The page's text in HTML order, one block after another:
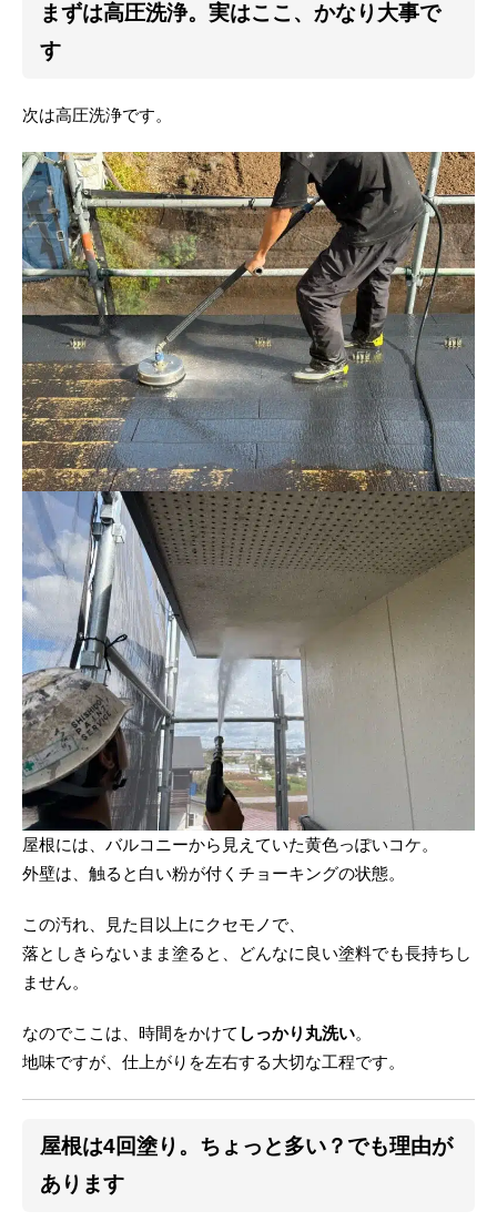
まずは高圧洗浄。実はここ、かなり大事で
す
次は高圧洗浄です。
屋根には、バルコニーから見えていた黄色っぽいコケ。
外壁は、触ると白い粉が付くチョーキングの状態。
この汚れ、見た目以上にクセモノで、
落としきらないまま塗ると、どんなに良い塗料でも長持ちし
ません。
なのでここは、時間をかけて しっかり丸洗い。
地味ですが、仕上がりを左右する大切な工程です。
屋根は4回塗り。ちょっと多い？でも理由が
あります